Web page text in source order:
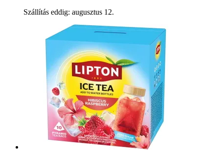
Szállítás eddig: augusztus 12.